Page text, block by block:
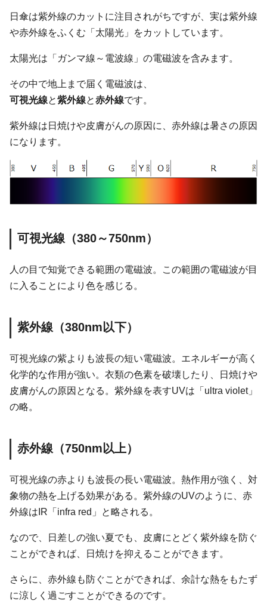
日傘は紫外線のカットに注目されがちですが、実は紫外線
や赤外線をふくむ「太陽光」をカットしています。
太陽光は「ガンマ線～電波線」の電磁波を含みます。
その中で地上まで届く電磁波は、
可視光線と紫外線と赤外線です。
紫外線は日焼けや皮膚がんの原因に、赤外線は暑さの原因
になります。
可視光線（380～750nm）
人の目で知覚できる範囲の電磁波。この範囲の電磁波が目
に入ることにより色を感じる。
紫外線（380nm以下）
可視光線の紫よりも波長の短い電磁波。エネルギーが高く
化学的な作用が強い。衣類の色素を破壊したり、日焼けや
皮膚がんの原因となる。紫外線を表すUVは「ultra violet」
の略。
赤外線（750nm以上）
可視光線の赤よりも波長の長い電磁波。熱作用が強く、対
象物の熱を上げる効果がある。紫外線のUVのように、赤
外線はIR「infra red」と略される。
なので、日差しの強い夏でも、皮膚にとどく紫外線を防ぐ
ことができれば、日焼けを抑えることができます。
さらに、赤外線も防ぐことができれば、余計な熱をもたず
に涼しく過ごすことができるのです。